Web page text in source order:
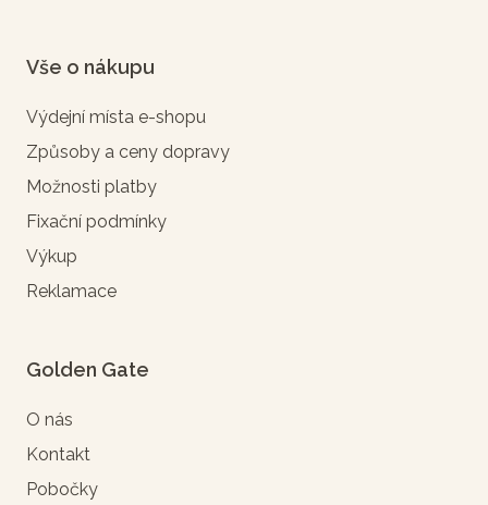
Vše o nákupu
Výdejní místa e-shopu
Způsoby a ceny dopravy
Možnosti platby
Fixační podmínky
Výkup
Reklamace
Golden Gate
O nás
Kontakt
Pobočky